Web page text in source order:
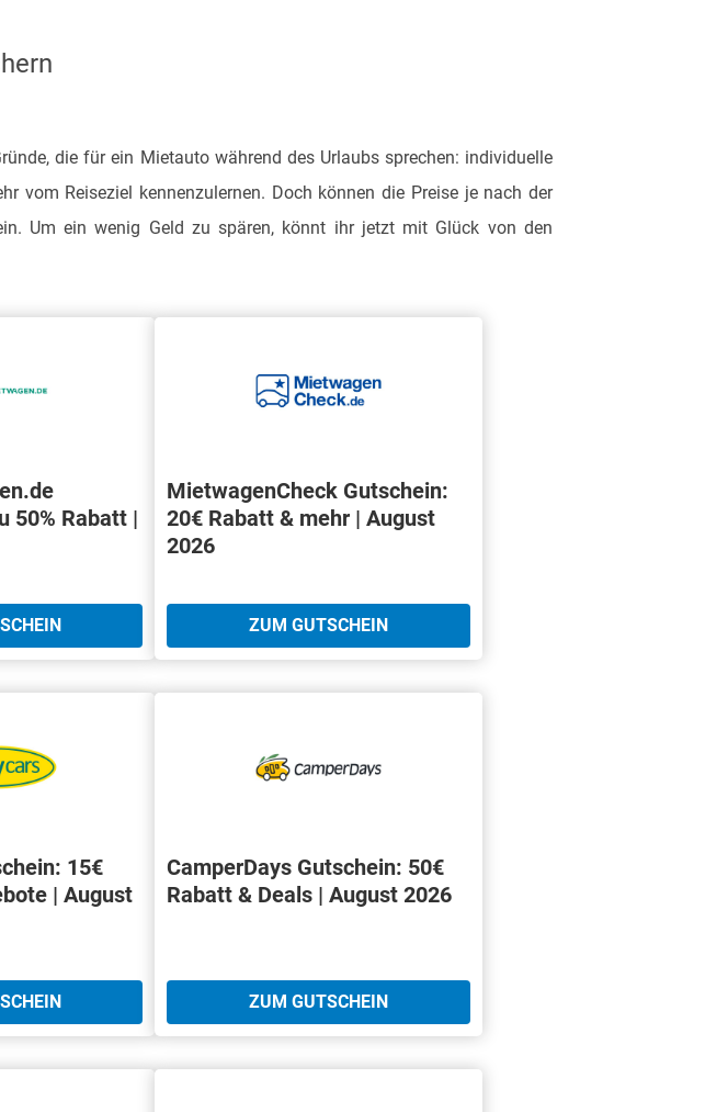
die für ein Mietauto während des Urlaubs sprechen: individuelle
vom Reiseziel kennenzulernen. Doch können die Preise je nach der
Um ein wenig Geld zu spären, könnt ihr jetzt mit Glück von den
50% Rabatt |
MietwagenCheck Gutschein:
20€ Rabatt & mehr | August
2026
ZUM GUTSCHEIN
15€
| August
CamperDays Gutschein: 50€
Rabatt & Deals | August 2026
ZUM GUTSCHEIN